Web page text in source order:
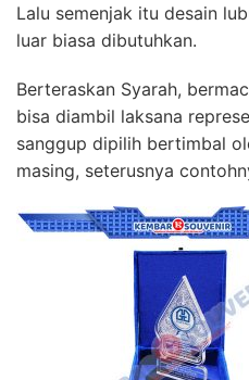
Lalu semenjak itu desain
luar biasa dibutuhkan.
Berteraskan Syarah,
bisa diambil laksana
sanggup dipilih bertimbal
masing, seterusnya